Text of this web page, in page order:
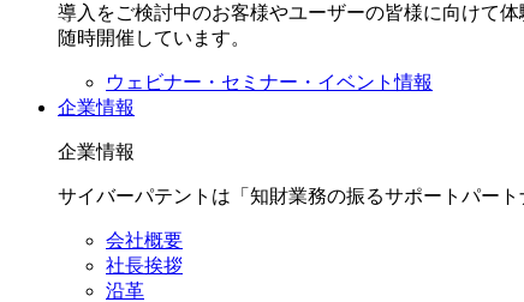
導入をご検討中のお客様やユーザーの皆様に向けて
随時開催しています。
ウェビナー・セミナー・イベント情報
企業情報
企業情報
サイバーパテントは「知財業務の振るサポートパー
会社概要
社長挨拶
沿革